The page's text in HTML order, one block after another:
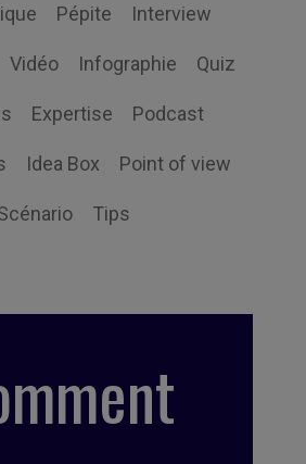
Pépite Interview
Vidéo Infographie Quiz
Expertise Podcast
Idea Box Point of view
Tips